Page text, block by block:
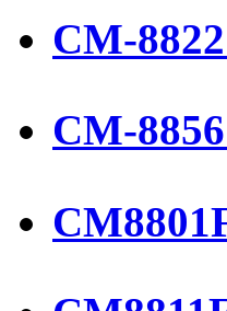
CM-
CM-